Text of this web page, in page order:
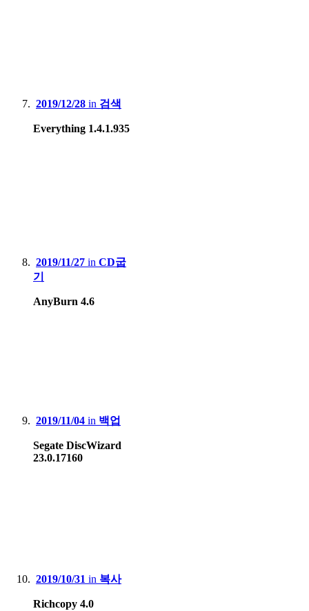
2019/12/28 in 검색
Everything 1.4.1.935
2019/11/27 in CD굽
기
AnyBurn 4.6
2019/11/04 in 백업
Segate DiscWizard
23.0.17160
2019/10/31 in 복사
Richcopy 4.0